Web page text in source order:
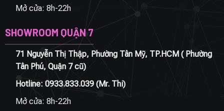
Mở cửa: 8h-22h
SHOWROOM QUẬN 7
71 Nguyễn Thị Thập, Phường Tân Mỹ, TP.HCM ( Phường
Tân Phú, Quận 7 cũ)
Hotline: 0933.833.039(Mr. Thi)
Mở cửa: 8h-22h